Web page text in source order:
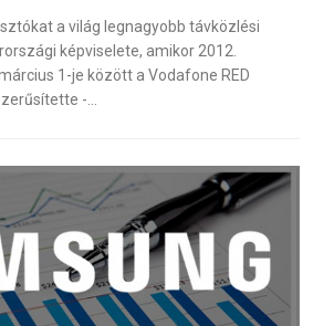
a világ legnagyobb távközlési
képviselete, amikor 2012.
1-je között a Vodafone RED
-…